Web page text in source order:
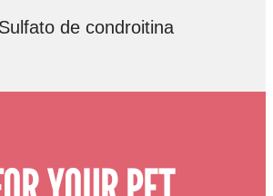
de condroitina